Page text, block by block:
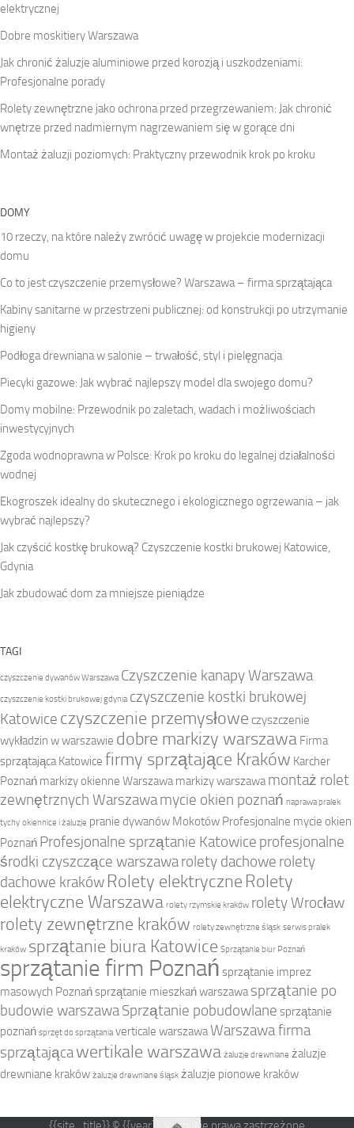
elektrycznej
Dobre moskitiery Warszawa
Jak chronić żaluzje aluminiowe przed korozją i uszkodzeniami:
Profesjonalne porady
Rolety zewnętrzne jako ochrona przed przegrzewaniem: Jak chronić
wnętrze przed nadmiernym nagrzewaniem się w gorące dni
Montaż żaluzji poziomych: Praktyczny przewodnik krok po kroku
DOMY
10 rzeczy, na które należy zwrócić uwagę w projekcie modernizacji
domu
Co to jest czyszczenie przemysłowe? Warszawa – firma sprzątająca
Kabiny sanitarne w przestrzeni publicznej: od konstrukcji po utrzymanie
higieny
Podłoga drewniana w salonie – trwałość, styl i pielęgnacja
Piecyki gazowe: Jak wybrać najlepszy model dla swojego domu?
Domy mobilne: Przewodnik po zaletach, wadach i możliwościach
inwestycyjnych
Zgoda wodnoprawna w Polsce: Krok po kroku do legalnej działalności
wodnej
Ekogroszek idealny do skutecznego i ekologicznego ogrzewania – jak
wybrać najlepszy?
Jak czyścić kostkę brukową? Czyszczenie kostki brukowej Katowice,
Gdynia
Jak zbudować dom za mniejsze pieniądze
TAGI
czyszczenie dywanów Warszawa Czyszczenie kanapy Warszawa
czyszczenie kostki brukowej gdynia czyszczenie kostki brukowej
Katowice czyszczenie przemysłowe czyszczenie
wykładzin w warszawie dobre markizy warszawa Firma
sprzątająca Katowice firmy sprzątające Kraków Karcher
Poznań markizy okienne Warszawa markizy warszawa montaż rolet
zewnętrznych Warszawamycie okien poznań naprawa pralek
tychy okiennice i żaluzje pranie dywanów Mokotów Profesjonalne mycie okien
Poznań Profesjonalne sprzątanie Katowice profesjonalne
środki czyszczące warszawarolety dachowe rolety
dachowe kraków Rolety elektryczne Rolety
elektryczne Warszawa rolety rzymskie kraków rolety Wrocław
rolety zewnętrzne kraków rolety zewnętrzne śląsk serwis pralek
kraków sprzątanie biura Katowice Sprzątanie biur Poznań
sprzątanie firm Poznań sprzątanie imprez
masowych Poznańsprzątanie mieszkań warszawa sprzątanie po
budowie warszawaSprzątanie pobudowlane sprzątanie
poznań sprzęt do sprzątania verticale warszawaWarszawa firma
sprzątającawertikale warszawa żaluzje drewniane żaluzje
drewniane kraków żaluzje drewniane śląsk żaluzje pionowe kraków